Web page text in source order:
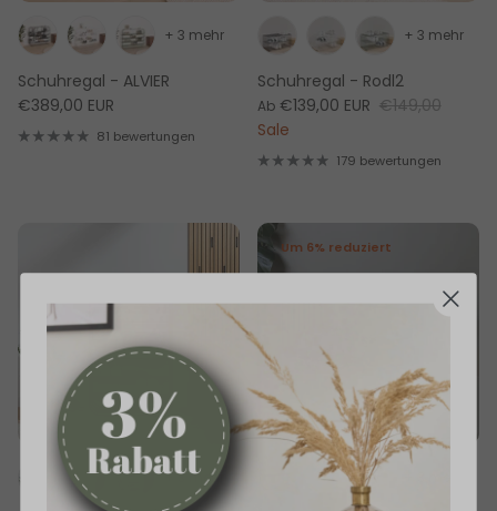
Schuhregal - ALVIER
€389,00 EUR
+ 3 mehr
81 bewertungen
Schuhregal - Rodl2
Ab €139,00 EUR €149,00
Sale
+ 3 mehr
179 bewertungen
+ 3 mehr
Um 6% reduziert